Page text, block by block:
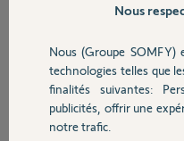
Sécurité
Domotique
Est ce que mon. Transmetteur
Merci,
maxime F.
il y a presque 4 ans
Nous
Nous (Groupe SOMFY)
technologies telles que
finalités suivantes:
publicités, offrir une
notre trafic.